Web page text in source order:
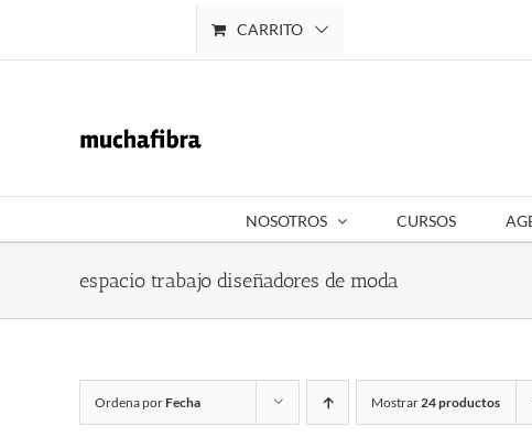
CARRITO
NOSOTROS CURSOS
espacio trabajo diseñadores de moda
Ordena porFecha Mostrar24 productos